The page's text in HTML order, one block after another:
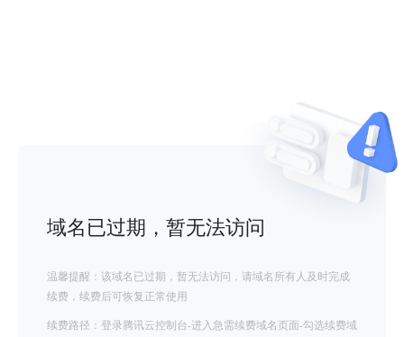
域名已过期，暂无法访问
温馨提醒：该域名已过期，暂无法访问，请域名所有人及时完成
续费，续费后可恢复正常使用
续费路径：登录腾讯云控制台-进入急需续费域名页面-勾选续费域